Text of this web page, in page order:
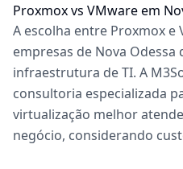
Proxmox vs VMware em
A escolha entre Proxmox e
empresas de Nova
infraestrutura de TI. A
consultoria especializada
virtualização melhor
negócio, considerando